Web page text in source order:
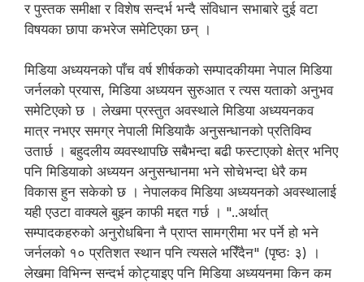
र पुस्तक समीक्षा र विशेष सन्दर्भ भन्दै संविधान सभाबारे दुई वटा
विषयका छापा कभरेज समेटिएका छन् ।
मिडिया अध्ययनको पाँच वर्ष शीर्षकको सम्पादकीयमा नेपाल मिडिया
जर्नलको प्रयास, मिडिया अध्ययन सुरुआत र त्यस यताको अनुभव
समेटिएको छ । लेखमा प्रस्तुत अवस्थाले मिडिया अध्ययनकव
मात्र नभएर समग्र नेपाली मिडियाकै अनुसन्धानको प्रतिविम्व
उतार्छ । बहुदलीय व्यवस्थापछि सबैभन्दा बढी फस्टाएको क्षेत्र भनिए
पनि मिडियाको अध्ययन अनुसन्धानमा भने सोचेभन्दा धेरै कम
विकास हुन सकेको छ । नेपालकव मिडिया अध्ययनको अवस्थालाई
यही एउटा वाक्यले बुझ्न काफी मद्दत गर्छ । "..अर्थात्
सम्पादकहरुको अनुरोधबिना नै प्राप्त सामग्रीमा भर पर्ने हो भने
जर्नलको १० प्रतिशत स्थान पनि त्यसले भरिँदैन" (पृष्ठः ३) ।
लेखमा विभिन्न सन्दर्भ कोट्याइए पनि मिडिया अध्ययनमा किन कम